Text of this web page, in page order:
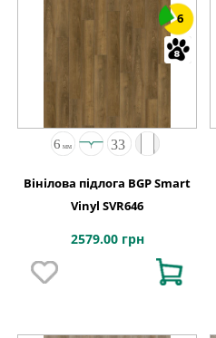
6
Вінілова підлога BGP Smart
Vinyl SVR646
2579.00 грн